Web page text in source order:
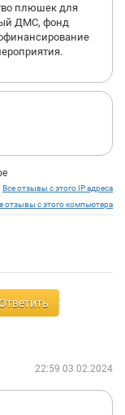
плюшек для
ДМС, фонд
Все отзывы с этого IP адреса
отзывы с этого компьютера
22:59 03.02.2024